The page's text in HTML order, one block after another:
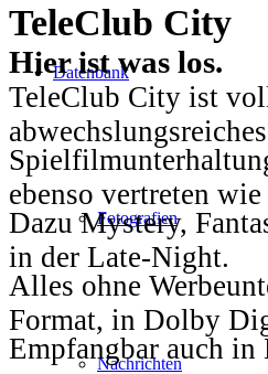
Datenbank
Fotografien
Nachrichten
TeleClub City
Hier ist was los.
TeleClub City ist
ebenso vertreten
Dazu Mystery,
in der Late-Night.
Alles ohne
Format, in Dolby
Empfangbar auch